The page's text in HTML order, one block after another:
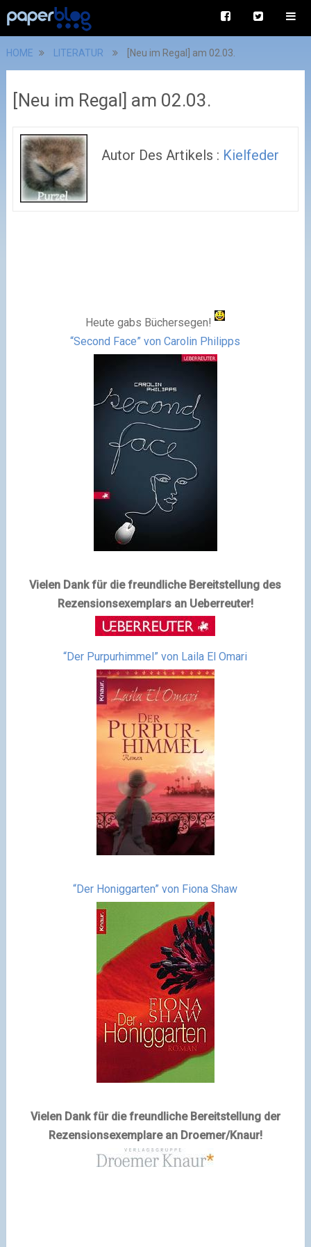
HOME LITERATUR [Neu im Regal] am 02.03.
[Neu im Regal] am 02.03.
Autor Des Artikels : Kielfeder
Heute gabs Büchersegen!
“Second Face” von Carolin Philipps
Vielen Dank für die freundliche Bereitstellung des
Rezensionsexemplars an Ueberreuter!
“Der Purpurhimmel” von Laila El Omari
“Der Honiggarten” von Fiona Shaw
Vielen Dank für die freundliche Bereitstellung der
Rezensionsexemplare an Droemer/Knaur!